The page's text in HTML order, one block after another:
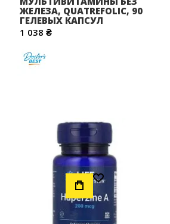
ЖЕЛЕЗА, QUATREFOLIC, 90
ГЕЛЕВЫХ КАПСУЛ
1 038 ₴
Додати до Списку Бажань